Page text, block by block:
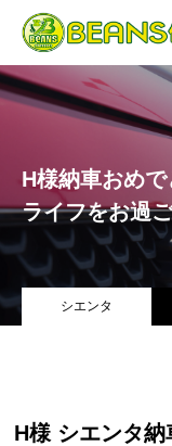
HOME
会社概要
アクセス
店舗情報
H様納車おめ
ライフをお過
シエンタ
H様 シエンタ納